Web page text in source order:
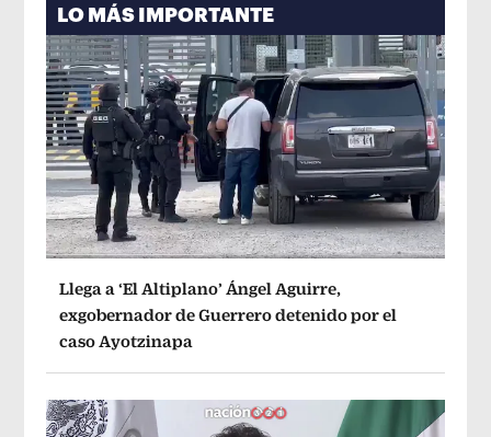
LO MÁS IMPORTANTE
Llega a ‘El Altiplano’ Ángel Aguirre,
exgobernador de Guerrero detenido por el
caso Ayotzinapa